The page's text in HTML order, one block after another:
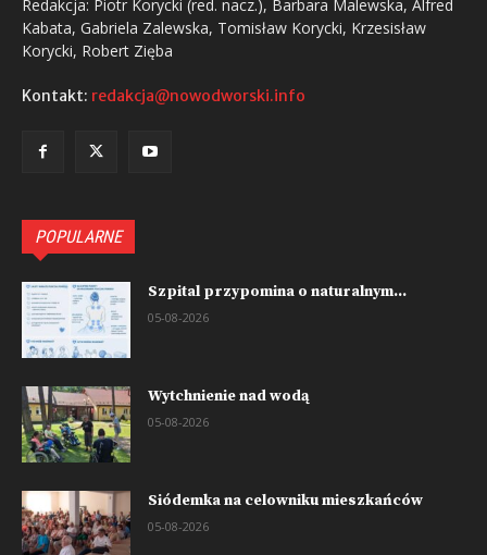
Redakcja: Piotr Korycki (red. nacz.), Barbara Malewska, Alfred
Kabata, Gabriela Zalewska, Tomisław Korycki, Krzesisław
Korycki, Robert Zięba
Kontakt: redakcja@nowodworski.info
POPULARNE
Szpital przypomina o naturalnym...
05-08-2026
Wytchnienie nad wodą
05-08-2026
Siódemka na celowniku mieszkańców
05-08-2026